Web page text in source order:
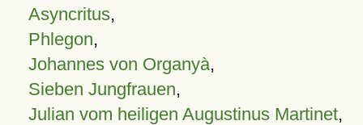
Asyncritus,
Phlegon,
Johannes von Organyà,
Sieben Jungfrauen,
Julian vom heiligen Augustinus Martinet,